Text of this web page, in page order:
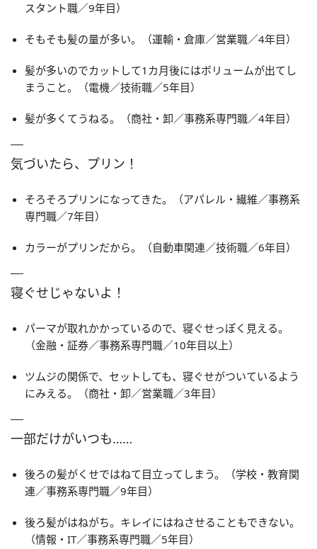
スタント職／9年目）
そもそも髪の量が多い。（運輸・倉庫／営業職／4年目）
髪が多いのでカットして1カ月後にはボリュームが出てし
まうこと。（電機／技術職／5年目）
髪が多くてうねる。（商社・卸／事務系専門職／4年目）
気づいたら、プリン！
そろそろプリンになってきた。（アパレル・繊維／事務系
専門職／7年目）
カラーがプリンだから。（自動車関連／技術職／6年目）
寝ぐせじゃないよ！
パーマが取れかかっているので、寝ぐせっぽく見える。
（金融・証券／事務系専門職／10年目以上）
ツムジの関係で、セットしても、寝ぐせがついているよう
にみえる。（商社・卸／営業職／3年目）
一部だけがいつも……
後ろの髪がくせではねて目立ってしまう。（学校・教育関
連／事務系専門職／9年目）
後ろ髪がはねがち。キレイにはねさせることもできない。
（情報・IT／事務系専門職／5年目）